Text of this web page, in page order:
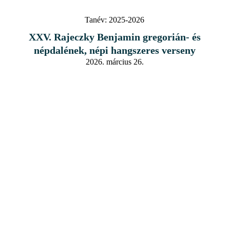
Tanév: 2025-2026
XXV. Rajeczky Benjamin gregorián- és
népdalének, népi hangszeres verseny
2026. március 26.